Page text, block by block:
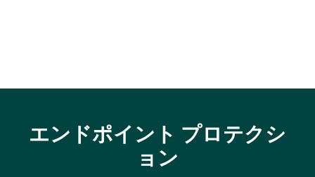
エンドポイント プロテクシ
ョン